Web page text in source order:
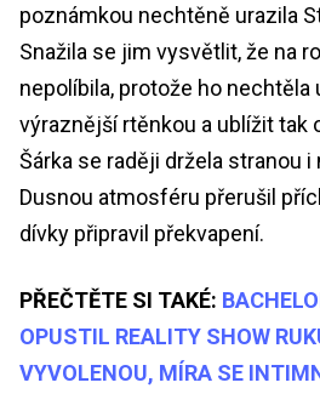
poznámkou nechtěně urazila
Snažila se jim vysvětlit, že na
nepolíbila, protože ho nechtěla
výraznější rtěnkou a ublížit tak
Šárka se raději držela stranou
Dusnou atmosféru přerušil
dívky připravil překvapení.
PŘEČTĚTE SI TAKÉ:
OPUSTIL REALITY SHOW
VYVOLENOU, MÍRA SE